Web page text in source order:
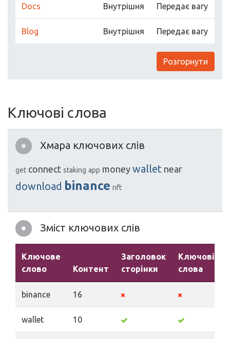
Docs Внутрішня Передає вагу
Blog Внутрішня Передає вагу
Розгорнути
Ключові слова
Хмара ключових слів
get connect staking app money wallet near
download binance nft
Зміст ключових слів
Ключове
слово
Контент
Заголовок
сторінки
Ключові
слова
binance 16
wallet 10